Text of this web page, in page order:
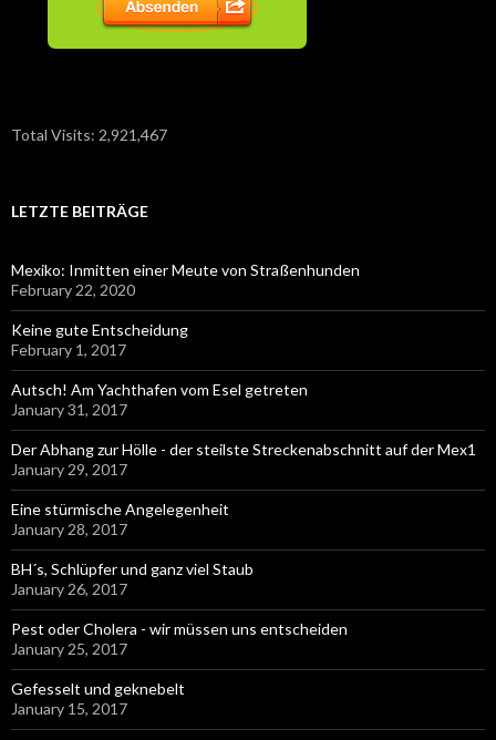
Total Visits: 2,921,467
LETZTE BEITRÄGE
Mexiko: Inmitten einer Meute von Straßenhunden
February 22, 2020
Keine gute Entscheidung
February 1, 2017
Autsch! Am Yachthafen vom Esel getreten
January 31, 2017
Der Abhang zur Hölle - der steilste Streckenabschnitt auf der Mex1
January 29, 2017
Eine stürmische Angelegenheit
January 28, 2017
BH´s, Schlüpfer und ganz viel Staub
January 26, 2017
Pest oder Cholera - wir müssen uns entscheiden
January 25, 2017
Gefesselt und geknebelt
January 15, 2017